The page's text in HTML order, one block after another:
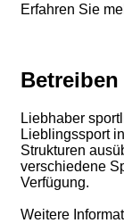
Erfahren Sie
Liebhaber
Lieblingssport
Strukturen
verschiedene
Verfügung.
Weitere